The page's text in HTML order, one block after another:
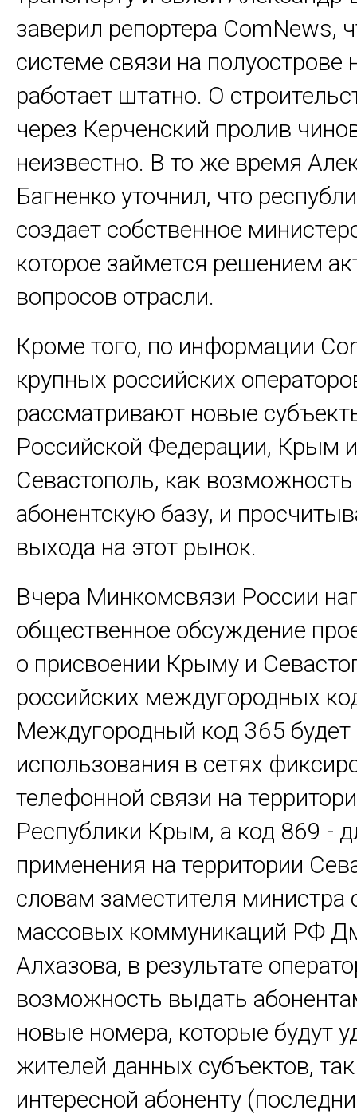
заверил репортера ComNews,
системе связи на полуострове
работает штатно. О
через Керченский пролив
неизвестно. В то же время
Багненко уточнил, что
создает собственное
которое займется решением
вопросов отрасли.
Кроме того, по информации
крупных российских
рассматривают новые
Российской Федерации, Крым и
Севастополь, как
абонентскую базу, и
выхода на этот рынок.
Вчера Минкомсвязи России
общественное обсуждение
о присвоении Крыму и
российских междугородных
Междугородный код 365
использования в сетях
телефонной связи на
Республики Крым, а код 869 -
применения на территории
словам заместителя министра
массовых коммуникаций РФ
Алхазова, в результате
возможность выдать
новые номера, которые будут
жителей данных субъектов,
интересной абоненту